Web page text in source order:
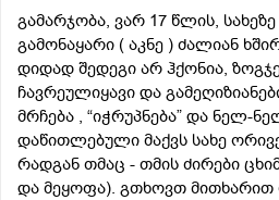
გამარჯობა, ვარ 17 წლის,
გამონაყარი ( აკნე ) ძალიან
დიდად შედეგი არ ჰქონია,
ჩავრეულიყავი და
მრჩება , “იჭრუპნება” და ნელ-
დაწითლებული მაქვს სახე
რადგან თმაც - თმის ძირები
და მეყოფა). გთხოვთ მითხარით